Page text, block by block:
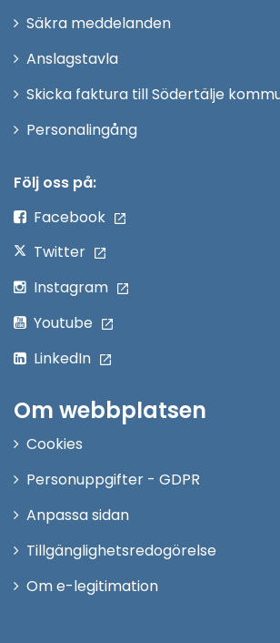
fönster
Säkra meddelanden
Anslagstavla
Skicka faktura till Södertälje
PersonalingångÖppna
Följ oss på:
Facebook
Twitter
Instagram
Youtube
LinkedIn
Om webbplatsen
Cookies
Personuppgifter - GDPR
Anpassa sidan
Tillgänglighetsredogörelse
Om e-legitimation